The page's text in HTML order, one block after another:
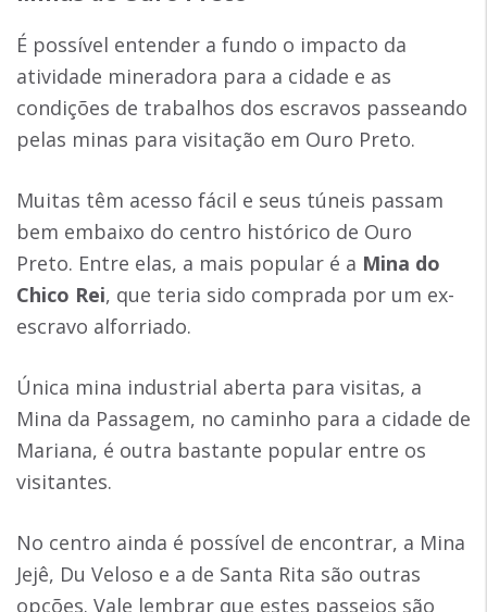
É possível entender a fundo o impacto da
atividade mineradora para a cidade e as
condições de trabalhos dos escravos passeando
pelas minas para visitação em Ouro Preto.
Muitas têm acesso fácil e seus túneis passam
bem embaixo do centro histórico de Ouro
Preto. Entre elas, a mais popular é a Mina do
Chico Rei, que teria sido comprada por um ex-
escravo alforriado.
Única mina industrial aberta para visitas, a
Mina da Passagem, no caminho para a cidade de
Mariana, é outra bastante popular entre os
visitantes.
No centro ainda é possível de encontrar, a Mina
Jejê, Du Veloso e a de Santa Rita são outras
opções. Vale lembrar que estes passeios são